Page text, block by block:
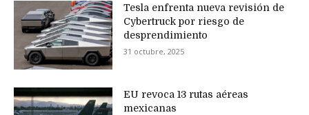
Tesla enfrenta nueva revisión de
Cybertruck por riesgo de
desprendimiento
31 octubre, 2025
EU revoca 13 rutas aéreas
mexicanas